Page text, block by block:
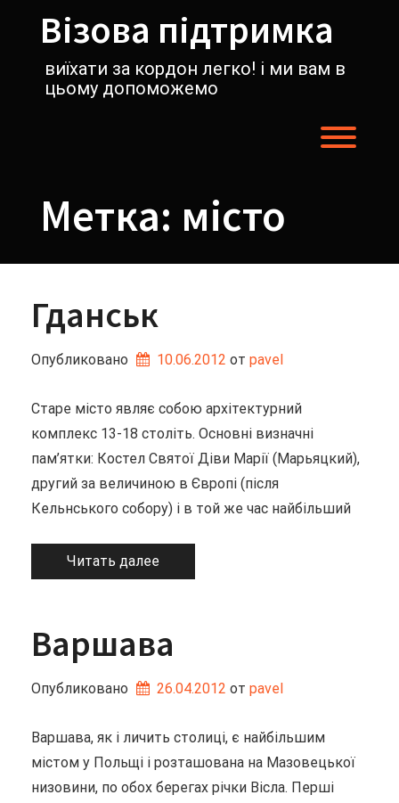
содержимомуВізова підтримка
виїхати за кордон легко! і ми вам в
цьому допоможемо
Метка: місто
Гданськ
Опубликовано 10.06.2012 от pavel
Старе місто являє собою архітектурний
комплекс 13-18 століть. Основні визначні
пам’ятки: Костел Святої Діви Марії (Марьяцкий),
другий за величиною в Європі (після
Кельнського собору) і в той же час найбільший
Читать далее
Варшава
Опубликовано 26.04.2012 от pavel
Варшава, як і личить столиці, є найбільшим
містом у Польщі і розташована на Мазовецької
низовини, по обох берегах річки Вісла. Перші